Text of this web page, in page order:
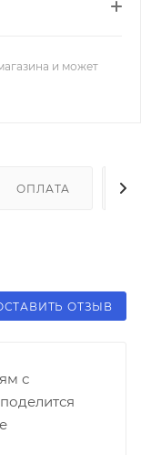
и может
ОПЛАТА
ОТЗЫВ
с